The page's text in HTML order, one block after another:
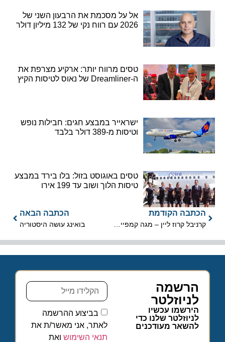
אל על מסכמת את הרבעון השני של
2026 עם רווח נקי של 132 מיליון דולר
טסים מרווח יותר: ארקיע מצרפת את
ה-Dreamliner של נאוס לטיסות הקיץ
ישראייר במבצע חגים: חבילות נופש
וטיסות מ-389 דולר בלבד
טסים באוגוסט בזול: בלו בירד במבצע
טיסות הלוך ושוב עד 199 אירו
הכתבה הקודמת הכתבה הבאה
בואינג עושה היסטוריה
הרשמה
לניוזלטר
הירשמו עכשיו
לניוזלטר שלנו כדי
להשאר מעודכנים
בביצוע ההרשמה
לאתר, אני מאשר/ת את
תנאי השימוש ואת